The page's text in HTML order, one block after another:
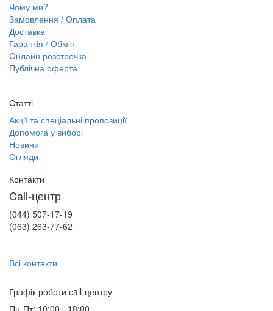
Чому ми?
Замовлення / Оплата
Доставка
Гарантія / Обмін
Онлайн розстрочка
Публічна оферта
Статті
Акції та спеціальні пропозиції
Допомога у виборі
Новини
Огляди
Контакти
Call-центр
(044) 507-17-19
(063) 263-77-62
Всі контакти
Графік роботи сall-центру
Пн-Пт: 10:00 - 18:00